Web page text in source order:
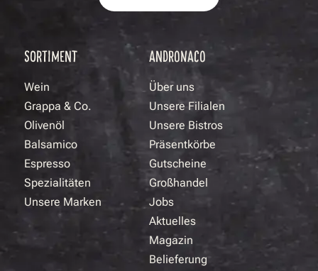
SORTIMENT
Wein
Grappa & Co.
Olivenöl
Balsamico
Espresso
Spezialitäten
Unsere Marken
ANDRONACO
Über uns
Unsere Filialen
Unsere Bistros
Präsentkörbe
Gutscheine
Großhandel
Jobs
Aktuelles
Magazin
Belieferung